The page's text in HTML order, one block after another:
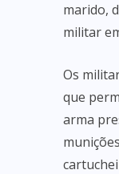
marido,
militar
Os
que
arma